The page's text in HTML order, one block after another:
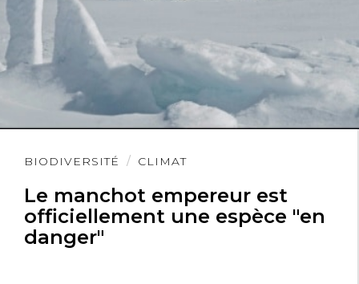
Mon pauvre Bardinet.
BIODIVERSITÉ CLIMAT
Le manchot empereur est
officiellement une espèce "en
danger"
Lire